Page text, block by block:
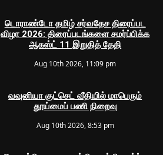
டொராண்டோ தமிழ் சர்வதேச திரைப்பட
விழா 2026: திரைப்படங்களை சமர்ப்பிக்க
ஆகஸ்ட் 11 இறுதித் தேதி
Aug 10th 2026, 11:09 pm
வவுனியா குட்செட் வீதியில் மாபெரும்
தூய்மைப் பணி நிறைவு
Aug 10th 2026, 8:53 pm